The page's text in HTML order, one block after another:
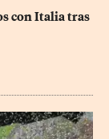
con Italia tras